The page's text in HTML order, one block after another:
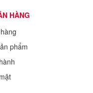
HÀNG
phẩm